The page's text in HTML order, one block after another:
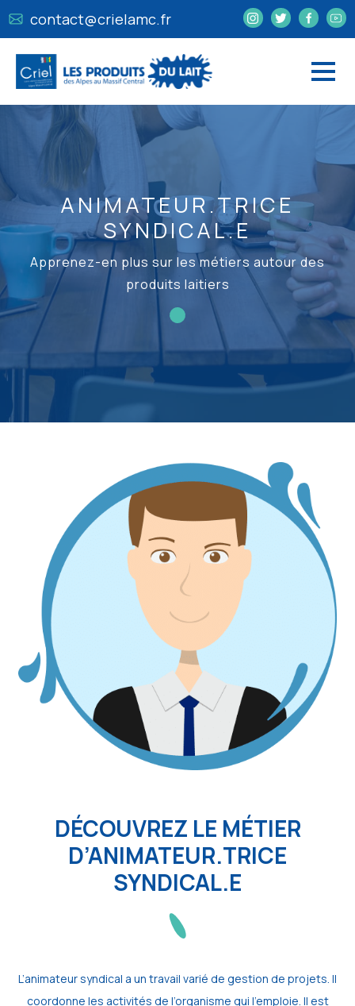
contact@crielamc.fr
ANIMATEUR.TRICE
SYNDICAL.E
Apprenez-en plus sur les métiers autour des
produits laitiers
DÉCOUVREZ LE MÉTIER
D’ANIMATEUR.TRICE
SYNDICAL.E
L’animateur syndical a un travail varié de gestion de projets. Il
coordonne les activités de l’organisme qui l’emploie. Il est